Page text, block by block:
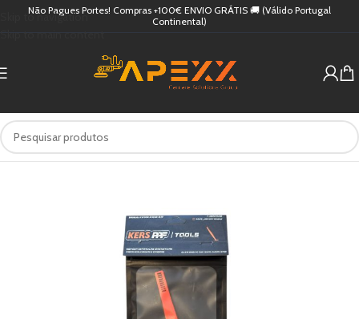
Skip to navigation
Não Pagues Portes! Compras +100€ ENVIO GRÁTIS 🚚 (Válido Portugal
Continental)